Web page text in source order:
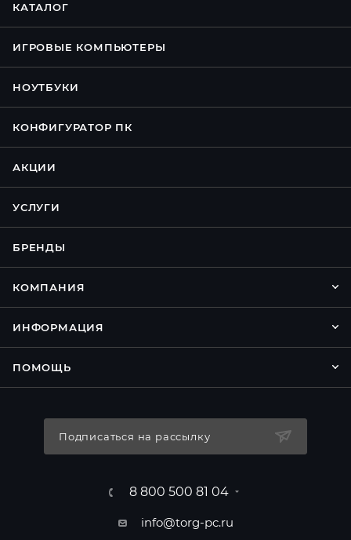
КАТАЛОГ
ИГРОВЫЕ КОМПЬЮТЕРЫ
НОУТБУКИ
КОНФИГУРАТОР ПК
АКЦИИ
УСЛУГИ
БРЕНДЫ
КОМПАНИЯ
ИНФОРМАЦИЯ
ПОМОЩЬ
Подписаться на рассылку
8 800 500 81 04
info@torg-pc.ru